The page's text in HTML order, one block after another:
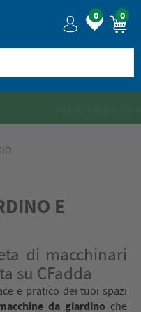
0 0
E
di macchinari
su CFadda
e pratico dei tuoi spazi
da giardino che